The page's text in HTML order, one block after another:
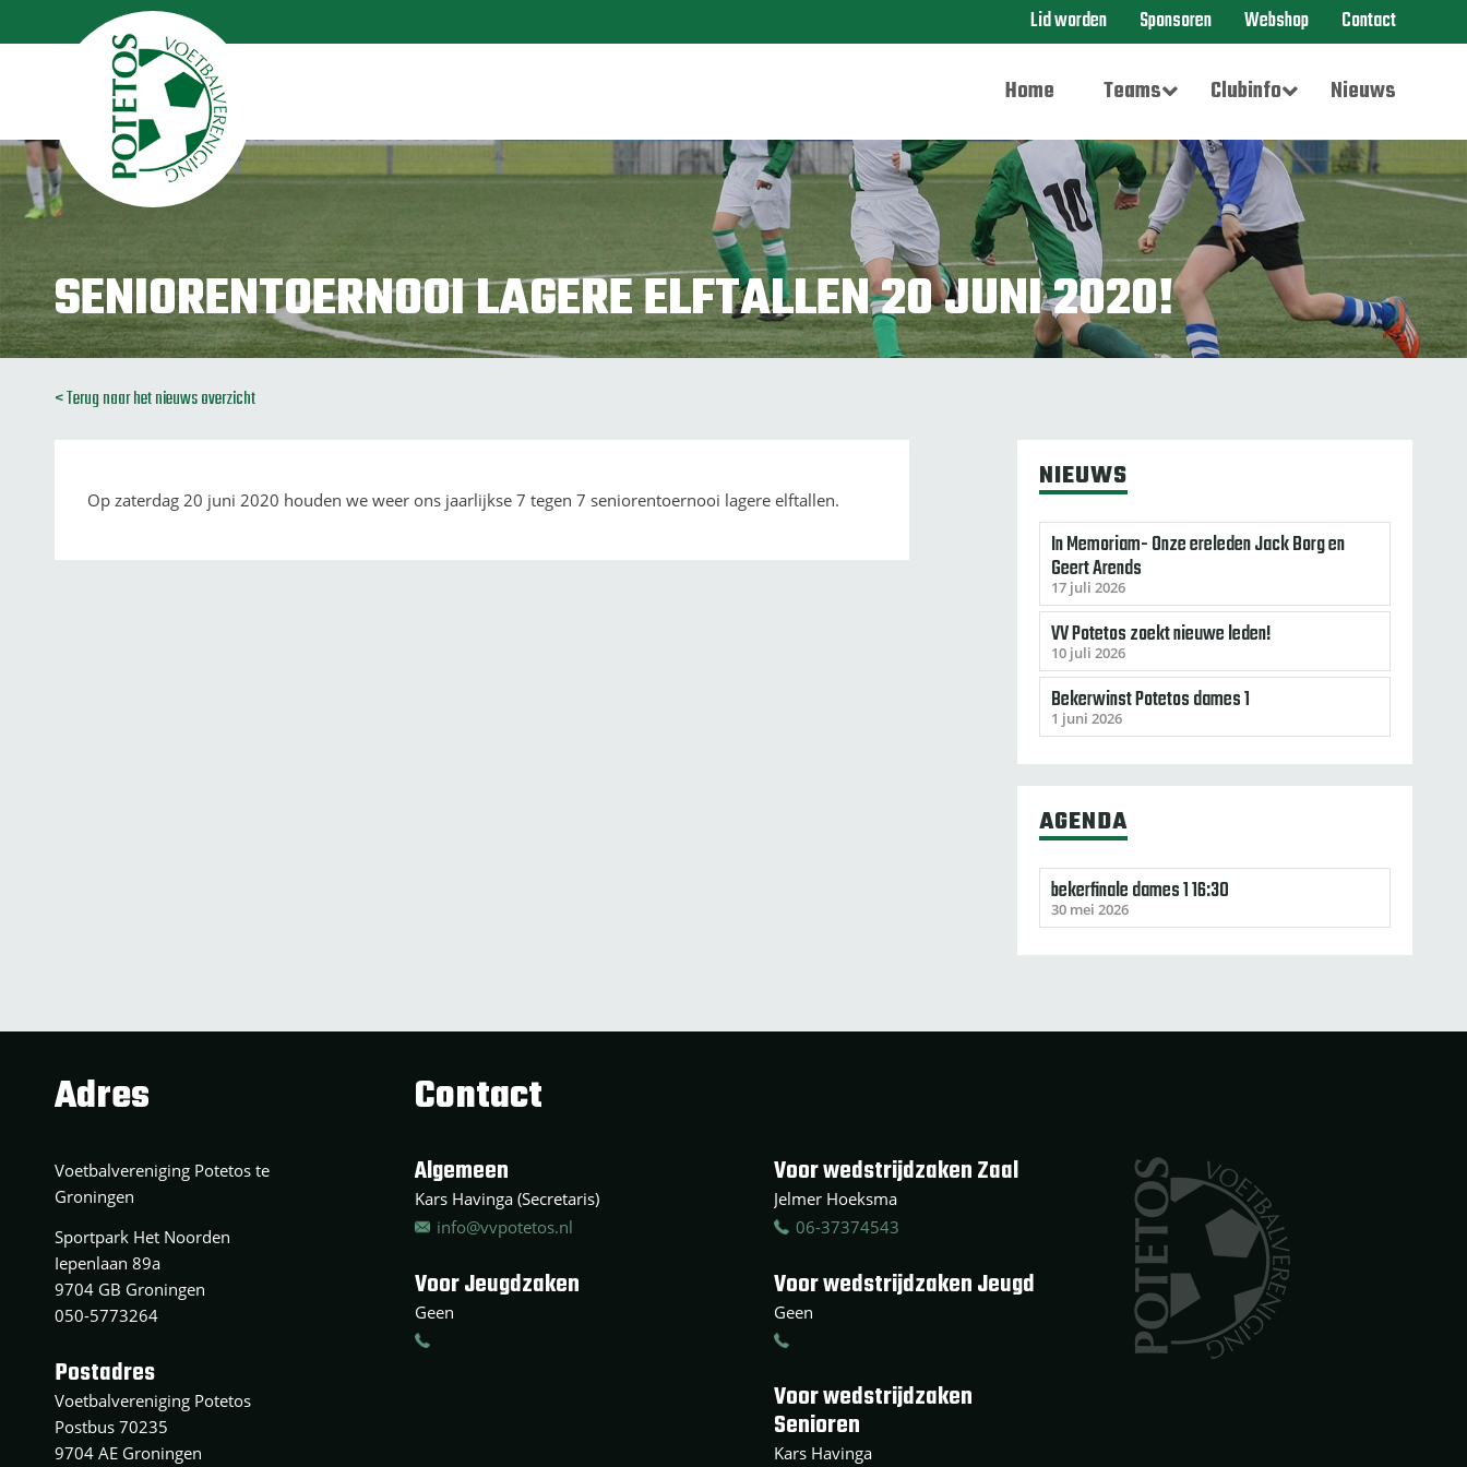
Lid worden Sponsoren Webshop Contact
Home Teams Clubinfo Nieuws
SENIORENTOERNOOI LAGERE ELFTALLEN 20 JUNI 2020!
< Terug naar het nieuws overzicht
Op zaterdag 20 juni 2020 houden we weer ons jaarlijkse 7 tegen 7 seniorentoernooi lagere elftallen.
NIEUWS
In Memoriam- Onze ereleden Jack Borg en
Geert Arends
17 juli 2026
VV Potetos zoekt nieuwe leden!
10 juli 2026
Bekerwinst Potetos dames 1
1 juni 2026
AGENDA
bekerfinale dames 1 16:30
30 mei 2026
Adres
Voetbalvereniging Potetos te
Groningen
Sportpark Het Noorden
Iepenlaan 89a
9704 GB Groningen
050-5773264
Postadres
Voetbalvereniging Potetos
Postbus 70235
9704 AE Groningen
Contact
Algemeen
Kars Havinga (Secretaris)
info@vvpotetos.nl
Voor Jeugdzaken
Geen
Voor wedstrijdzaken Zaal
Jelmer Hoeksma
06-37374543
Voor wedstrijdzaken Jeugd
Geen
Voor wedstrijdzaken
Senioren
Kars Havinga